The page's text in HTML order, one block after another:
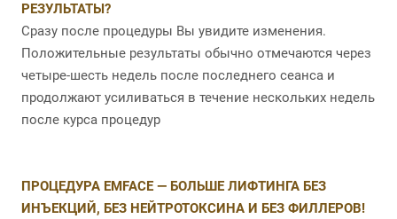
РЕЗУЛЬТАТЫ?
Сразу после процедуры Вы увидите изменения.
Положительные результаты обычно отмечаются через
четыре-шесть недель после последнего сеанса и
продолжают усиливаться в течение нескольких недель
после курса процедур
ПРОЦЕДУРА EMFACE — БОЛЬШЕ ЛИФТИНГА БЕЗ
ИНЪЕКЦИЙ, БЕЗ НЕЙТРОТОКСИНА И БЕЗ ФИЛЛЕРОВ!